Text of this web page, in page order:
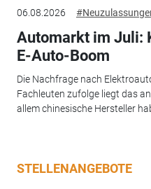
06.08.2026
Automarkt im Juli:
E-Auto-Boom
Die Nachfrage nach
Fachleuten zufolge liegt das
allem chinesische Hersteller
STELLENANGEBOTE